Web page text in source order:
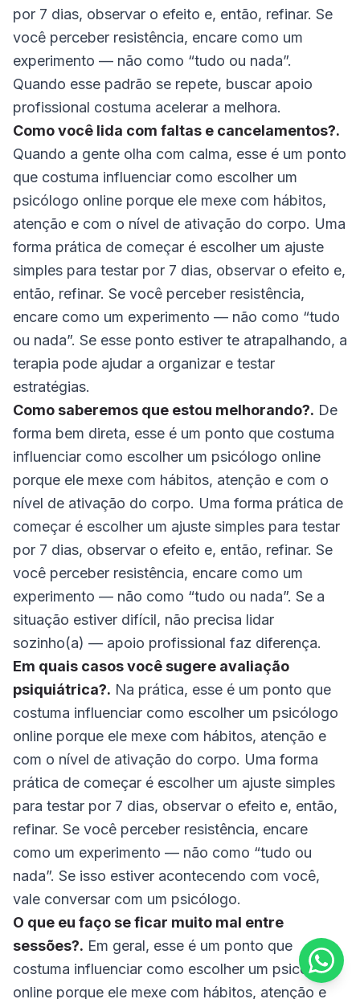
por 7 dias, observar o efeito e, então, refinar. Se
você perceber resistência, encare como um
experimento — não como “tudo ou nada”.
Quando esse padrão se repete, buscar apoio
profissional costuma acelerar a melhora.
Como você lida com faltas e cancelamentos?.
Quando a gente olha com calma, esse é um ponto
que costuma influenciar como escolher um
psicólogo online porque ele mexe com hábitos,
atenção e com o nível de ativação do corpo. Uma
forma prática de começar é escolher um ajuste
simples para testar por 7 dias, observar o efeito e,
então, refinar. Se você perceber resistência,
encare como um experimento — não como “tudo
ou nada”. Se esse ponto estiver te atrapalhando, a
terapia pode ajudar a organizar e testar
estratégias.
Como saberemos que estou melhorando?. De
forma bem direta, esse é um ponto que costuma
influenciar como escolher um psicólogo online
porque ele mexe com hábitos, atenção e com o
nível de ativação do corpo. Uma forma prática de
começar é escolher um ajuste simples para testar
por 7 dias, observar o efeito e, então, refinar. Se
você perceber resistência, encare como um
experimento — não como “tudo ou nada”. Se a
situação estiver difícil, não precisa lidar
sozinho(a) — apoio profissional faz diferença.
Em quais casos você sugere avaliação
psiquiátrica?. Na prática, esse é um ponto que
costuma influenciar como escolher um psicólogo
online porque ele mexe com hábitos, atenção e
com o nível de ativação do corpo. Uma forma
prática de começar é escolher um ajuste simples
para testar por 7 dias, observar o efeito e, então,
refinar. Se você perceber resistência, encare
como um experimento — não como “tudo ou
nada”. Se isso estiver acontecendo com você,
vale conversar com um psicólogo.
O que eu faço se ficar muito mal entre
sessões?. Em geral, esse é um ponto que
costuma influenciar como escolher um psicólogo
online porque ele mexe com hábitos, atenção e